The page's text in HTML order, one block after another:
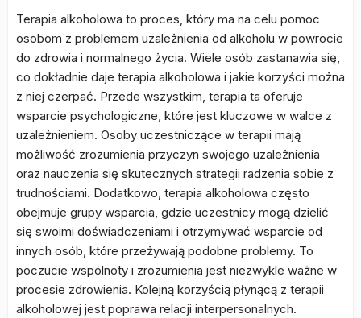
Terapia alkoholowa to proces, który ma na celu pomoc
osobom z problemem uzależnienia od alkoholu w powrocie
do zdrowia i normalnego życia. Wiele osób zastanawia się,
co dokładnie daje terapia alkoholowa i jakie korzyści można
z niej czerpać. Przede wszystkim, terapia ta oferuje
wsparcie psychologiczne, które jest kluczowe w walce z
uzależnieniem. Osoby uczestniczące w terapii mają
możliwość zrozumienia przyczyn swojego uzależnienia
oraz nauczenia się skutecznych strategii radzenia sobie z
trudnościami. Dodatkowo, terapia alkoholowa często
obejmuje grupy wsparcia, gdzie uczestnicy mogą dzielić
się swoimi doświadczeniami i otrzymywać wsparcie od
innych osób, które przeżywają podobne problemy. To
poczucie wspólnoty i zrozumienia jest niezwykle ważne w
procesie zdrowienia. Kolejną korzyścią płynącą z terapii
alkoholowej jest poprawa relacji interpersonalnych.